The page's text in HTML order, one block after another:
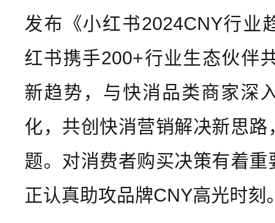
发布《小红书2024CNY行业
红书携手200+行业生态伙伴
新趋势，与快消品类商家深
化，共创快消营销解决新思
题。对消费者购买决策有着
正认真助攻品牌CNY高光时刻